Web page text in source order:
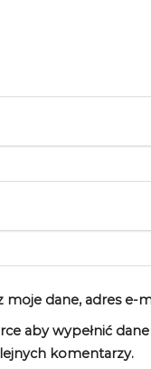
moje dane, adres e-
aby wypełnić
komentarzy.